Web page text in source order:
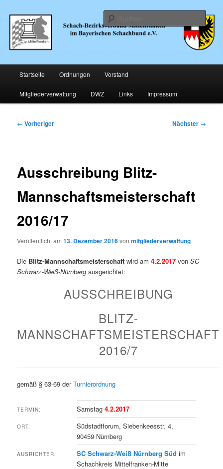
primären
Inhalt
springenSchachbezirk Mittelfranken
Startseite Ordnungen Vorstand
Mitgliederverwaltung DWZ Links Impressum
Beitragsnavigation
← Vorheriger Nächster →
Ausschreibung Blitz-
Mannschaftsmeisterschaft
2016/17
Veröffentlicht am13. Dezember 2016vonmitgliederverwaltung
Die Blitz-Mannschaftsmeisterschaft wird am4.2.2017 vonSC
Schwarz-Weiß-Nürnberg ausgerichtet:
AUSSCHREIBUNG
BLITZ-
MANNSCHAFTSMEISTERSCHAFT
2016/7
gemäß § 63-69 derTurnierordnung
TERMIN: Samstag4.2.2017
ORT:
Südstadtforum, Siebenkeesstr. 4,
90459 Nürnberg
AUSRICHTER: SC Schwarz-Weiß Nürnberg Süd im
Schachkreis Mittelfranken-Mitte